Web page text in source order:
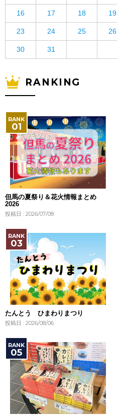
16 17 18 19
23 24 25 26
30 31
RANKING
但馬の夏祭り＆花火情報まとめ
2026
投稿日 : 2026/07/08
たんとう ひまわりまつり
投稿日 : 2026/08/06